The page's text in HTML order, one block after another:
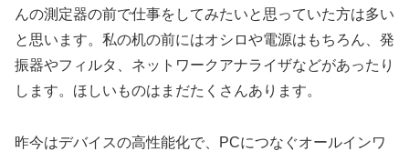
んの測定器の前で仕事をしてみたいと思っていた方は多い
と思います。私の机の前にはオシロや電源はもちろん、発
振器やフィルタ、ネットワークアナライザなどがあったり
します。ほしいものはまだたくさんあります。
昨今はデバイスの高性能化で、PCにつなぐオールインワ